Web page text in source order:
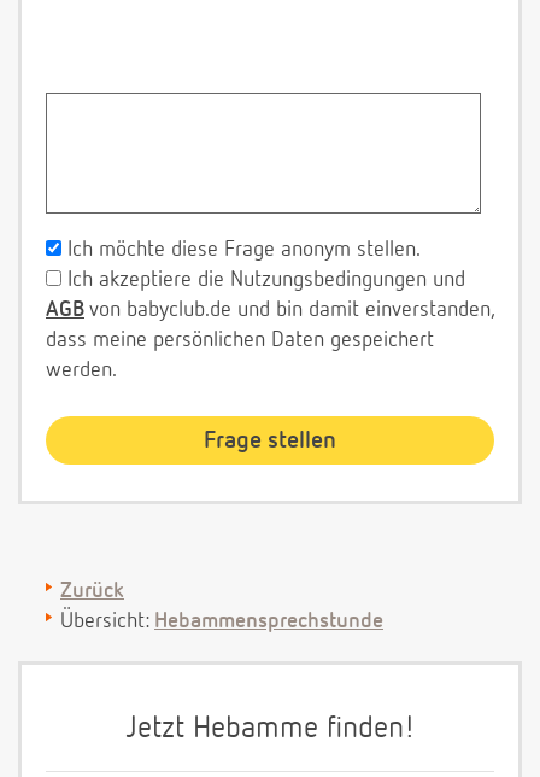
Ich möchte diese Frage anonym stellen.
Ich akzeptiere die Nutzungsbedingungen und
AGB von babyclub.de und bin damit einverstanden,
dass meine persönlichen Daten gespeichert
werden.
Zurück
Übersicht: Hebammensprechstunde
Jetzt Hebamme finden!